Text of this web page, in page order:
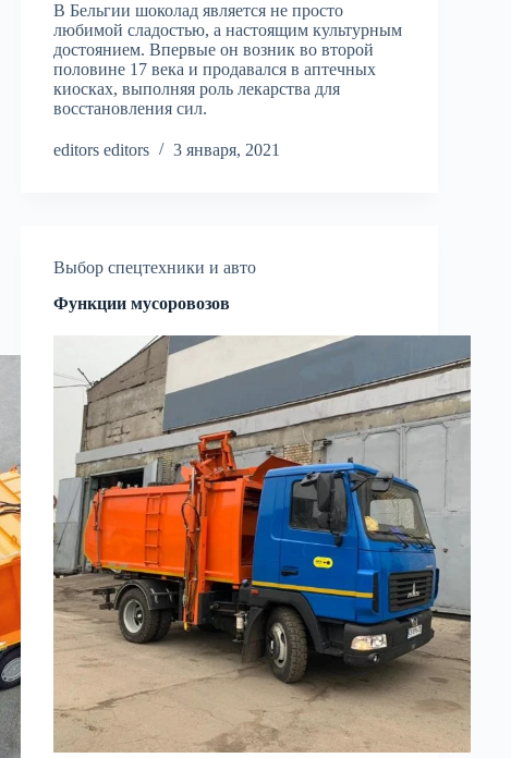
В Бельгии шоколад является не просто
любимой сладостью, а настоящим культурным
достоянием. Впервые он возник во второй
половине 17 века и продавался в аптечных
киосках, выполняя роль лекарства для
восстановления сил.
editors editors 3 января, 2021
Выбор спецтехники и авто
Функции мусоровозов